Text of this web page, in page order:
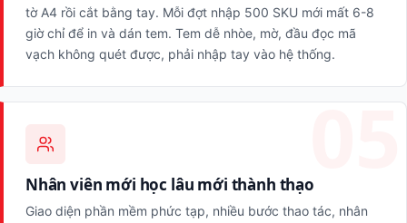
tờ A4 rồi cắt bằng tay. Mỗi đợt nhập 500 SKU mới mất 6-8
giờ chỉ để in và dán tem. Tem dễ nhòe, mờ, đầu đọc mã
vạch không quét được, phải nhập tay vào hệ thống.
Nhân viên mới học lâu mới thành thạo
Giao diện phần mềm phức tạp, nhiều bước thao tác, nhân